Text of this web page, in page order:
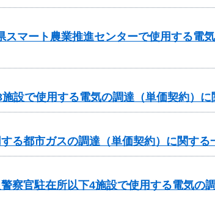
マート農業推進センターで使用する電
設で使用する電気の調達（単価契約）に
る都市ガスの調達（単価契約）に関する
察官駐在所以下4施設で使用する電気の